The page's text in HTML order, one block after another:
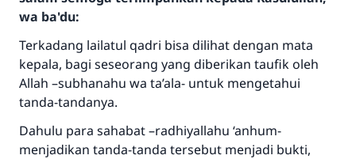
wa ba'du:
Terkadang lailatul qadri bisa dilihat dengan mata
kepala, bagi seseorang yang diberikan taufik oleh
Allah –subhanahu wa ta’ala- untuk mengetahui
tanda-tandanya.
Dahulu para sahabat –radhiyallahu ‘anhum-
menjadikan tanda-tanda tersebut menjadi bukti,